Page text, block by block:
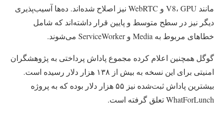
مانند V8، GPU و WebRTC نیز اصلاح شده‌اند. ده‌ها آسیب‌پذیری
دیگر نیز در سطح متوسط و پایین قرار داشته‌اند که شامل
خطاهای مربوط به Media و ServiceWorker می‌شوند.
گوگل همچنین اعلام کرده مجموع پاداش پرداختی به پژوهشگران
امنیتی برای این نسخه به بیش از ۱۳۸ هزار دلار رسیده است.
بیشترین پاداش ثبت‌شده نیز ۵۵ هزار دلار بوده که به پروژه
WhatForLunch تعلق گرفته است.